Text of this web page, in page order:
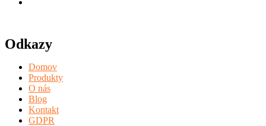
Odkazy
Domov
Produkty
O nás
Blog
Kontakt
GDPR